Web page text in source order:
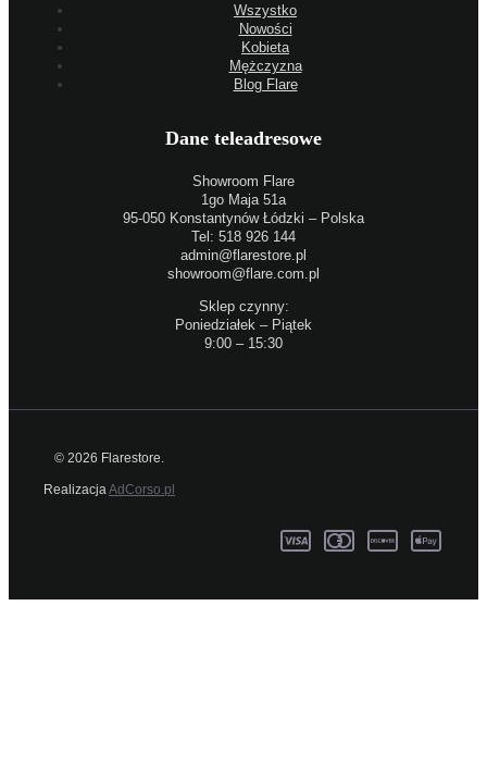
Wszystko
Nowości
Kobieta
Mężczyzna
Blog Flare
Dane teleadresowe
Showroom Flare
1go Maja 51a
95-050 Konstantynów Łódzki – Polska
Tel: 518 926 144
admin@flarestore.pl
showroom@flare.com.pl
Sklep czynny:
Poniedziałek – Piątek
9:00 – 15:30
© 2026 Flarestore.
RealizacjaAdCorso.pl